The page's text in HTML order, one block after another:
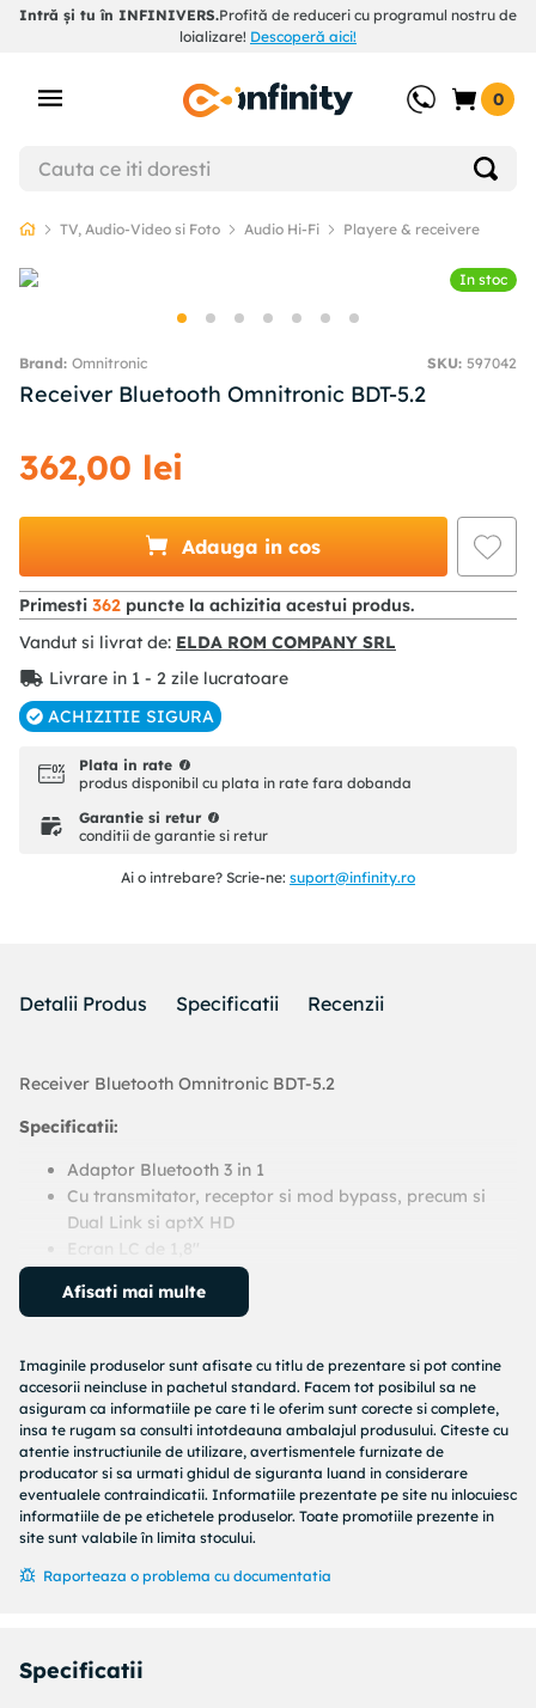
Intră și tu în INFINIVERS.Profită de reduceri cu programul nostru de
loializare! Descoperă aici!
0
TV, Audio-Video si Foto Audio Hi-Fi Playere & receivere
In stoc
Omnitronic SKU: 597042
Receiver Bluetooth Omnitronic BDT-5.2
362,00 lei
Adauga in cos
Primesti 362 puncte la achizitia acestui produs.
Vandut si livrat de: ELDA ROM COMPANY SRL
Livrare in 1 - 2 zile lucratoare
ACHIZITIE SIGURA
Plata in rate
produs disponibil cu plata in rate fara dobanda
Garantie si retur
conditii de garantie si retur
Ai o intrebare? Scrie-ne: suport@infinity.ro
Detalii Produs Specificatii Recenzii
Receiver Bluetooth Omnitronic BDT-5.2
Specificatii:
Adaptor Bluetooth 3 in 1
Cu transmitator, receptor si mod bypass, precum si
Dual Link si aptX HD
Ecran LC de 1,8''
Imperecherea cu pana la 2 surse audio simultan
Comenzi: Encoder, butoane de navigare, control volum
Banda de frecventa: 2,4 GHz
Intrare stereo: mini-jack de 3,5 mm
Intrare mufa Toslink (optica)
Iesire stereo: mini-jack de 3,5 mm
Iesire mufa Toslink (optica)
Conexiune USB-C pentru alimentare
Dimensiuni (L x I x A): 84 x 30 x 12 mm
Greutate: 160 g
Include cablu USB-C, cablu mini-jack de 3,5 mm < - >
Afisati mai multe
Imaginile produselor sunt afisate cu titlu de prezentare si pot contine
accesorii neincluse in pachetul standard. Facem tot posibilul sa ne
asiguram ca informatiile pe care ti le oferim sunt corecte si complete,
insa te rugam sa consulti intotdeauna ambalajul produsului. Citeste cu
atentie instructiunile de utilizare, avertismentele furnizate de
producator si sa urmati ghidul de siguranta luand in considerare
eventualele contraindicatii. Informatiile prezentate pe site nu inlocuiesc
informatiile de pe etichetele produselor. Toate promotiile prezente in
site sunt valabile în limita stocului.
Raporteaza o problema cu documentatia
Specificatii